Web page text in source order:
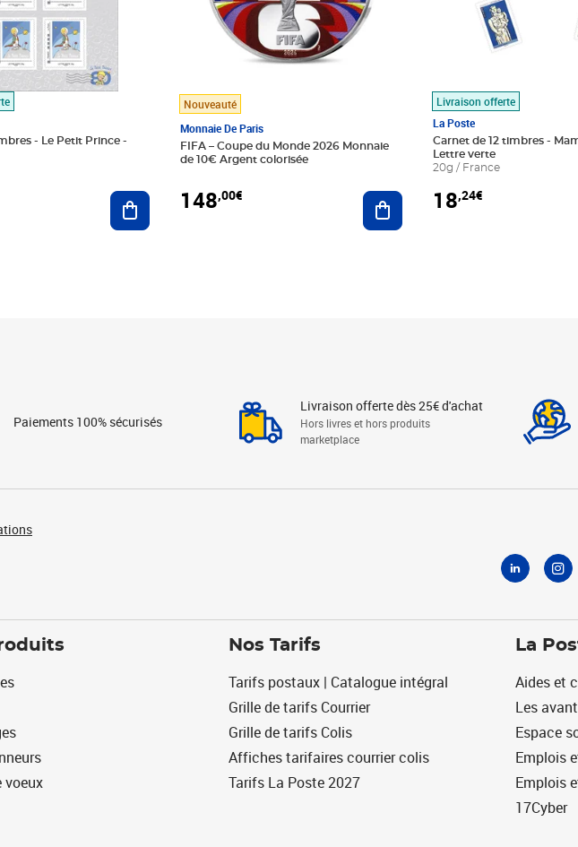
- Le Petit Prince -
Ajouter au panier
Nouveauté
Monnaie De Paris
FIFA – Coupe du Monde 2026 Monnaie
de 10€ Argent colorisée
148,00€ Ajouter au panier
Livraison offerte
La Poste
Carnet de 12 timbres -
Lettre verte
20g / France
18,24€
Paiements 100% sécurisés
Livraison offerte dès 25€ d'achat
Hors livres et hors produits
marketplace
voeux
Nos Tarifs
Tarifs postaux | Catalogue intégral
Grille de tarifs Courrier
Grille de tarifs Colis
Affiches tarifaires courrier colis
Tarifs La Poste 2027
La
Aides et
Les
Espace
Emplois
Emplois
17Cyber